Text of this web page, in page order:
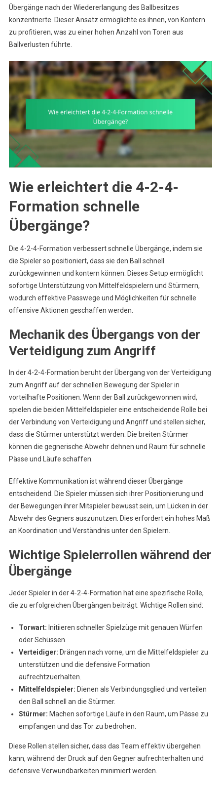
Übergänge nach der Wiedererlangung des Ballbesitzes
konzentrierte. Dieser Ansatz ermöglichte es ihnen, von Kontern
zu profitieren, was zu einer hohen Anzahl von Toren aus
Ballverlusten führte.
Wie erleichtert die 4-2-4-
Formation schnelle
Übergänge?
Die 4-2-4-Formation verbessert schnelle Übergänge, indem sie
die Spieler so positioniert, dass sie den Ball schnell
zurückgewinnen und kontern können. Dieses Setup ermöglicht
sofortige Unterstützung von Mittelfeldspielern und Stürmern,
wodurch effektive Passwege und Möglichkeiten für schnelle
offensive Aktionen geschaffen werden.
Mechanik des Übergangs von der
Verteidigung zum Angriff
In der 4-2-4-Formation beruht der Übergang von der Verteidigung
zum Angriff auf der schnellen Bewegung der Spieler in
vorteilhafte Positionen. Wenn der Ball zurückgewonnen wird,
spielen die beiden Mittelfeldspieler eine entscheidende Rolle bei
der Verbindung von Verteidigung und Angriff und stellen sicher,
dass die Stürmer unterstützt werden. Die breiten Stürmer
können die gegnerische Abwehr dehnen und Raum für schnelle
Pässe und Läufe schaffen.
Effektive Kommunikation ist während dieser Übergänge
entscheidend. Die Spieler müssen sich ihrer Positionierung und
der Bewegungen ihrer Mitspieler bewusst sein, um Lücken in der
Abwehr des Gegners auszunutzen. Dies erfordert ein hohes Maß
an Koordination und Verständnis unter den Spielern.
Wichtige Spielerrollen während der
Übergänge
Jeder Spieler in der 4-2-4-Formation hat eine spezifische Rolle,
die zu erfolgreichen Übergängen beiträgt. Wichtige Rollen sind:
Torwart: Initiieren schneller Spielzüge mit genauen Würfen
oder Schüssen.
Verteidiger: Drängen nach vorne, um die Mittelfeldspieler zu
unterstützen und die defensive Formation
aufrechtzuerhalten.
Mittelfeldspieler: Dienen als Verbindungsglied und verteilen
den Ball schnell an die Stürmer.
Stürmer: Machen sofortige Läufe in den Raum, um Pässe zu
empfangen und das Tor zu bedrohen.
Diese Rollen stellen sicher, dass das Team effektiv übergehen
kann, während der Druck auf den Gegner aufrechterhalten und
defensive Verwundbarkeiten minimiert werden.